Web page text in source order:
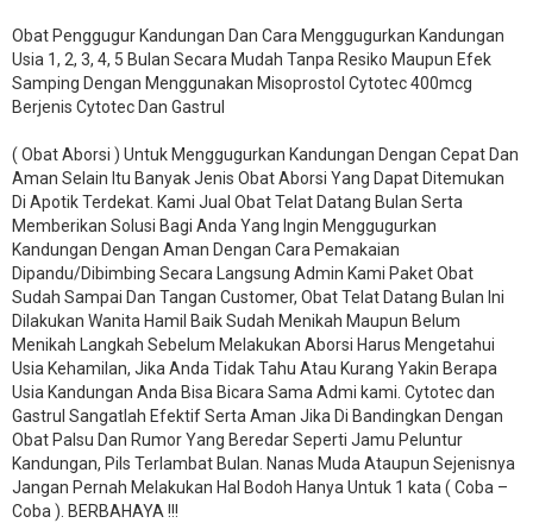
Obat Penggugur Kandungan Dan Cara Menggugurkan Kandungan
Usia 1, 2, 3, 4, 5 Bulan Secara Mudah Tanpa Resiko Maupun Efek
Samping Dengan Menggunakan Misoprostol Cytotec 400mcg
Berjenis Cytotec Dan Gastrul
( Obat Aborsi ) Untuk Menggugurkan Kandungan Dengan Cepat Dan
Aman Selain Itu Banyak Jenis Obat Aborsi Yang Dapat Ditemukan
Di Apotik Terdekat. Kami Jual Obat Telat Datang Bulan Serta
Memberikan Solusi Bagi Anda Yang Ingin Menggugurkan
Kandungan Dengan Aman Dengan Cara Pemakaian
Dipandu/Dibimbing Secara Langsung Admin Kami Paket Obat
Sudah Sampai Dan Tangan Customer, Obat Telat Datang Bulan Ini
Dilakukan Wanita Hamil Baik Sudah Menikah Maupun Belum
Menikah Langkah Sebelum Melakukan Aborsi Harus Mengetahui
Usia Kehamilan, Jika Anda Tidak Tahu Atau Kurang Yakin Berapa
Usia Kandungan Anda Bisa Bicara Sama Admi kami. Cytotec dan
Gastrul Sangatlah Efektif Serta Aman Jika Di Bandingkan Dengan
Obat Palsu Dan Rumor Yang Beredar Seperti Jamu Peluntur
Kandungan, Pils Terlambat Bulan. Nanas Muda Ataupun Sejenisnya
Jangan Pernah Melakukan Hal Bodoh Hanya Untuk 1 kata ( Coba –
Coba ). BERBAHAYA !!!